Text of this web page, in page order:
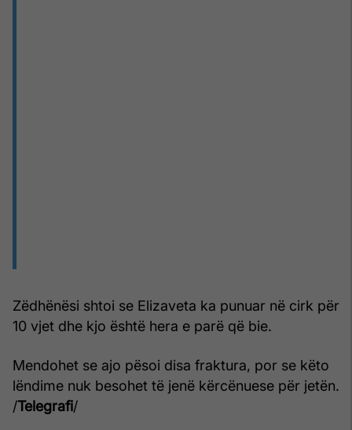
Zëdhënësi shtoi se Elizaveta ka punuar në cirk për
10 vjet dhe kjo është hera e parë që bie.
Mendohet se ajo pësoi disa fraktura, por se këto
lëndime nuk besohet të jenë kërcënuese për jetën.
/Telegrafi/